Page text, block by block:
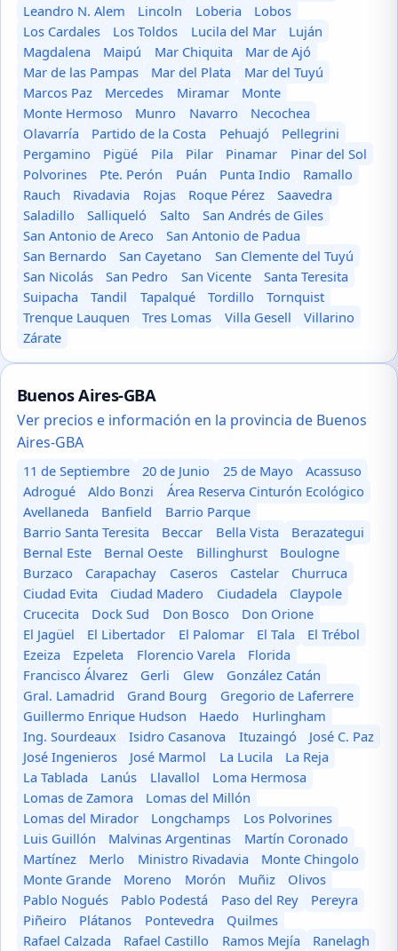
Leandro N. Alem
Lincoln Loberia
Lobos
Los Cardales
Los Toldos Lucila del Mar
Luján
Magdalena
Maipú Mar Chiquita
Mar de Ajó
Mar de las Pampas
Mar del Plata
Mar del Tuyú
Marcos Paz
Mercedes Miramar
Monte
Monte Hermoso
Munro Navarro
Necochea
Olavarría
Partido de la Costa Pehuajó
Pellegrini
Pergamino
Pigüé Pila Pilar Pinamar
Pinar del Sol
Polvorines
Pte. Perón Puán Punta Indio
Ramallo
Rauch
Rivadavia Rojas Roque Pérez
Saavedra
Saladillo
Salliqueló Salto
San Andrés de Giles
San Antonio de Areco
San Antonio de Padua
San Bernardo
San Cayetano
San Clemente del Tuyú
San Nicolás
San Pedro San Vicente
Santa Teresita
Suipacha
Tandil Tapalqué Tordillo
Tornquist
Trenque Lauquen
Tres Lomas Villa Gesell
Villarino
Zárate
Buenos Aires-GBA
Ver precios e información en la provincia de Buenos
Aires-GBA
11 de Septiembre 20 de Junio 25 de Mayo
Acassuso
Adrogué
Aldo Bonzi
Área Reserva Cinturón Ecológico
Avellaneda
Banfield
Barrio Parque
Barrio Santa Teresita
Beccar Bella Vista
Berazategui
Bernal Este
Bernal Oeste Billinghurst
Boulogne
Burzaco
Carapachay Caseros Castelar
Churruca
Ciudad Evita
Ciudad Madero Ciudadela
Claypole
Crucecita
Dock Sud Don Bosco
Don Orione
El Jagüel
El Libertador El Palomar El Tala
El Trébol
Ezeiza
Ezpeleta Florencio Varela
Florida
Francisco Álvarez
Gerli Glew
González Catán
Gral. Lamadrid
Grand Bourg
Gregorio de Laferrere
Guillermo Enrique Hudson
Haedo
Hurlingham
Ing. Sourdeaux
Isidro Casanova Ituzaingó
José C. Paz
José Ingenieros
José Marmol La Lucila
La Reja
La Tablada
Lanús Llavallol
Loma Hermosa
Lomas de Zamora
Lomas del Millón
Lomas del Mirador
Longchamps
Los Polvorines
Luis Guillón
Malvinas Argentinas
Martín Coronado
Martínez
Merlo Ministro Rivadavia
Monte Chingolo
Monte Grande
Moreno Morón Muñiz
Olivos
Pablo Nogués
Pablo Podestá Paso del Rey
Pereyra
Piñeiro
Plátanos Pontevedra
Quilmes
Rafael Calzada
Rafael Castillo Ramos Mejía
Ranelagh